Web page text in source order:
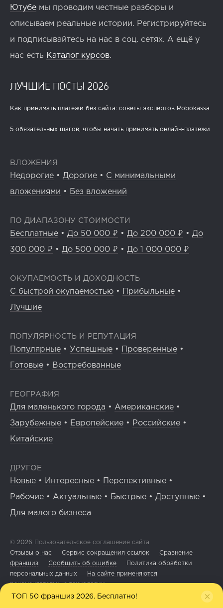
Ютубе мы проводим честные разборы и
описываем реальные истории. Регистрируйтесь
и подписывайтесь на нас в соц. сетях. А ещё у
нас есть Каталог курсов.
ЛУЧШИЕ ПОСТЫ 2026
Как принимать платежи без сайта: советы экспертов Robokassa
5 обязательных шагов, чтобы начать принимать онлайн-платежи
ВЛОЖЕНИЯ
Недорогие • Дорогие • С минимальными
вложениями • Без вложений
ПО ДИАПАЗОНУ СТОИМОСТИ
Бесплатные • До 50 000 ₽ • До 200 000 ₽ • До
300 000 ₽ • До 500 000 ₽ • До 1 000 000 ₽
ОКУПАЕМОСТЬ И ДОХОДНОСТЬ
С быстрой окупаемостью • Прибыльные •
Лучшие
ПОПУЛЯРНОСТЬ И РЕПУТАЦИЯ
Популярные • Успешные • Проверенные •
Готовые • Востребованные
ГЕОГРАФИЯ
Для маленького города • Американские •
Зарубежные • Европейские • Российские •
Китайские
ДРУГОЕ
Новые • Интересные • Перспективные •
Рабочие • Актуальные • Быстрые • Доступные •
Для малого бизнеса
© 2026 Пользовательское соглашение сайта
Отзывы о нас
Сервис сокращения ссылок
Сравнение
франшиз
Сообщить об ошибке
Политика обработки
персональных данных
На сайте применяются
рекомендательные технологии
ТОП 50 франшиз 2026. Бесплатно!